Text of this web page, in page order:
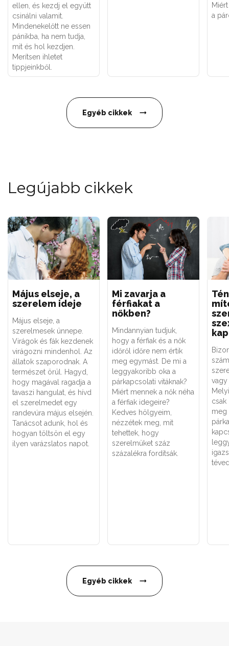
ellen, és kezdj el együtt
csinálni valamit.
Mindenekelőtt ne essen
pánikba, ha nem tudja,
mit és hol kezdjen.
Merítsen ihletet
tippjeinkből.
a
Egyéb cikkek
Legújabb cikkek
Május elseje, a
szerelem ideje
Május elseje, a
szerelmesek ünnepe.
Virágok és fák kezdenek
virágozni mindenhol. Az
állatok szaporodnak. A
természet örül. Hagyd,
hogy magával ragadja a
tavaszi hangulat, és hívd
el szerelmedet egy
randevúra május elsején.
Tanácsot adunk, hol és
hogyan töltsön el egy
ilyen varázslatos napot.
Mi zavarja a
férfiakat a
nőkben?
Mindannyian tudjuk,
hogy a férfiak és a nők
időről időre nem értik
meg egymást. De mi a
leggyakoribb oka a
párkapcsolati vitáknak?
Miért mennek a nők néha
a férfiak idegeire?
Kedves hölgyeim,
nézzétek meg, mit
tehettek, hogy
szerelmüket száz
százalékra fordítsák.
vagy
csak
meg
Egyéb cikkek